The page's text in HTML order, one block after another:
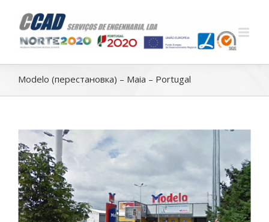
Modelo (перестановка) – Maia – Portugal